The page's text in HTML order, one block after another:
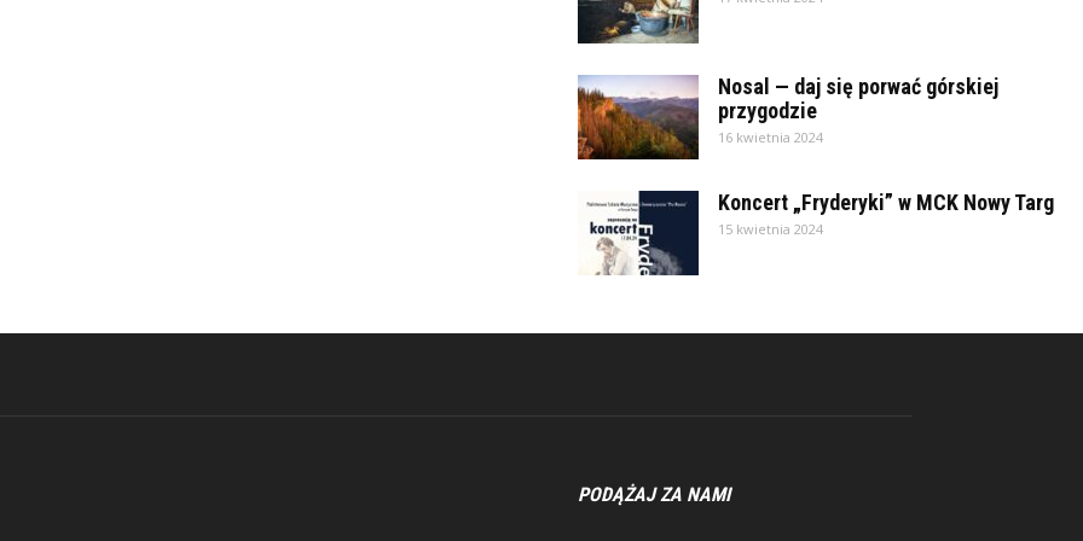
Nosal — daj się porwać górskiej
przygodzie
16 kwietnia 2024
Koncert „Fryderyki” w MCK Nowy Targ
15 kwietnia 2024
PODĄŻAJ ZA NAMI